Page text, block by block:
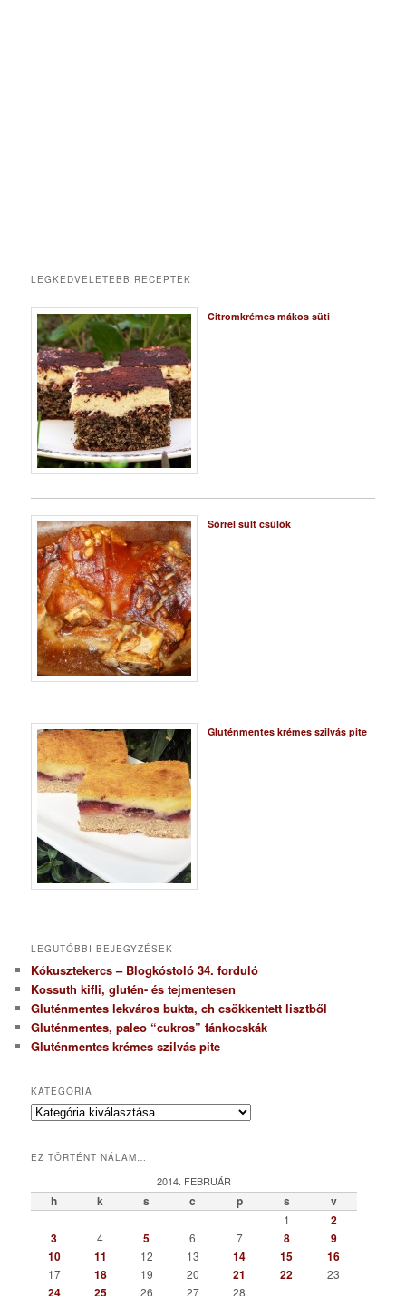
LEGKEDVELETEBB RECEPTEK
Citromkrémes mákos süti
Sörrel sült csülök
Gluténmentes krémes szilvás pite
LEGUTÓBBI BEJEGYZÉSEK
Kókusztekercs – Blogkóstoló 34. forduló
Kossuth kifli, glutén- és tejmentesen
Gluténmentes lekváros bukta, ch csökkentett lisztből
Gluténmentes, paleo “cukros” fánkocskák
Gluténmentes krémes szilvás pite
KATEGÓRIA
K
e
ó
r
EZ TÖRTÉNT NÁLAM…
2014. FEBRUÁR
h k s c p s v
1
2
3
4 5 6 7 8
9
10
11 12 13 14 15 16
17 18 19 20 21 22 23
24 25 26 27 28